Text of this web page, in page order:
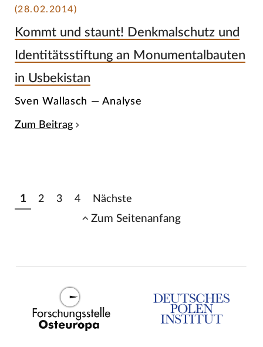
(28.02.2014)
Kommt und staunt! Denkmalschutz und
Identitätsstiftung an Monumentalbauten
in Usbekistan
Sven Wallasch — Analyse
Zum Beitrag
1 2 3 4 Nächste
Zum Seitenanfang